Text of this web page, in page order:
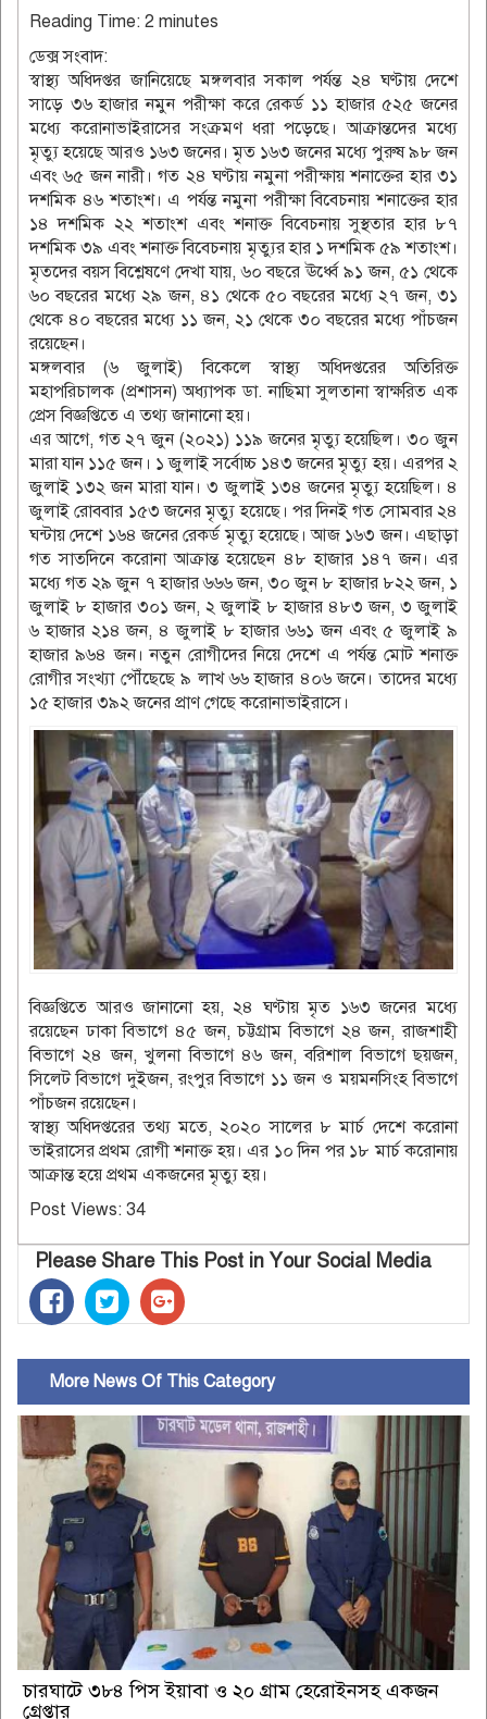
Reading Time: 2 minutes
ডেক্স সংবাদ:
স্বাস্থ্য অধিদপ্তর জানিয়েছে মঙ্গলবার সকাল পর্যন্ত ২৪ ঘণ্টায় দেশে
সাড়ে ৩৬ হাজার নমুন পরীক্ষা করে রেকর্ড ১১ হাজার ৫২৫ জনের
মধ্যে করোনাভাইরাসের সংক্রমণ ধরা পড়েছে। আক্রান্তদের মধ্যে
মৃত্যু হয়েছে আরও ১৬৩ জনের। মৃত ১৬৩ জনের মধ্যে পুরুষ ৯৮ জন
এবং ৬৫ জন নারী। গত ২৪ ঘণ্টায় নমুনা পরীক্ষায় শনাক্তের হার ৩১
দশমিক ৪৬ শতাংশ। এ পর্যন্ত নমুনা পরীক্ষা বিবেচনায় শনাক্তের হার
১৪ দশমিক ২২ শতাংশ এবং শনাক্ত বিবেচনায় সুস্থতার হার ৮৭
দশমিক ৩৯ এবং শনাক্ত বিবেচনায় মৃত্যুর হার ১ দশমিক ৫৯ শতাংশ।
মৃতদের বয়স বিশ্লেষণে দেখা যায়, ৬০ বছরে ঊর্ধ্বে ৯১ জন, ৫১ থেকে
৬০ বছরের মধ্যে ২৯ জন, ৪১ থেকে ৫০ বছরের মধ্যে ২৭ জন, ৩১
থেকে ৪০ বছরের মধ্যে ১১ জন, ২১ থেকে ৩০ বছরের মধ্যে পাঁচজন
রয়েছেন।
মঙ্গলবার (৬ জুলাই) বিকেলে স্বাস্থ্য অধিদপ্তরের অতিরিক্ত
মহাপরিচালক (প্রশাসন) অধ্যাপক ডা. নাছিমা সুলতানা স্বাক্ষরিত এক
প্রেস বিজ্ঞপ্তিতে এ তথ্য জানানো হয়।
এর আগে, গত ২৭ জুন (২০২১) ১১৯ জনের মৃত্যু হয়েছিল। ৩০ জুন
মারা যান ১১৫ জন। ১ জুলাই সর্বোচ্চ ১৪৩ জনের মৃত্যু হয়। এরপর ২
জুলাই ১৩২ জন মারা যান। ৩ জুলাই ১৩৪ জনের মৃত্যু হয়েছিল। ৪
জুলাই রোববার ১৫৩ জনের মৃত্যু হয়েছে। পর দিনই গত সোমবার ২৪
ঘন্টায় দেশে ১৬৪ জনের রেকর্ড মৃত্যু হয়েছে। আজ ১৬৩ জন। এছাড়া
গত সাতদিনে করোনা আক্রান্ত হয়েছেন ৪৮ হাজার ১৪৭ জন। এর
মধ্যে গত ২৯ জুন ৭ হাজার ৬৬৬ জন, ৩০ জুন ৮ হাজার ৮২২ জন, ১
জুলাই ৮ হাজার ৩০১ জন, ২ জুলাই ৮ হাজার ৪৮৩ জন, ৩ জুলাই
৬ হাজার ২১৪ জন, ৪ জুলাই ৮ হাজার ৬৬১ জন এবং ৫ জুলাই ৯
হাজার ৯৬৪ জন। নতুন রোগীদের নিয়ে দেশে এ পর্যন্ত মোট শনাক্ত
রোগীর সংখ্যা পৌঁছেছে ৯ লাখ ৬৬ হাজার ৪০৬ জনে। তাদের মধ্যে
১৫ হাজার ৩৯২ জনের প্রাণ গেছে করোনাভাইরাসে।
বিজ্ঞপ্তিতে আরও জানানো হয়, ২৪ ঘণ্টায় মৃত ১৬৩ জনের মধ্যে
রয়েছেন ঢাকা বিভাগে ৪৫ জন, চট্টগ্রাম বিভাগে ২৪ জন, রাজশাহী
বিভাগে ২৪ জন, খুলনা বিভাগে ৪৬ জন, বরিশাল বিভাগে ছয়জন,
সিলেট বিভাগে দুইজন, রংপুর বিভাগে ১১ জন ও ময়মনসিংহ বিভাগে
পাঁচজন রয়েছেন।
স্বাস্থ্য অধিদপ্তরের তথ্য মতে, ২০২০ সালের ৮ মার্চ দেশে করোনা
ভাইরাসের প্রথম রোগী শনাক্ত হয়। এর ১০ দিন পর ১৮ মার্চ করোনায়
আক্রান্ত হয়ে প্রথম একজনের মৃত্যু হয়।
Post Views: 34
Please Share This Post in Your Social Media
More News Of This Category
চারঘাটে ৩৮৪ পিস ইয়াবা ও ২০ গ্রাম হেরোইনসহ একজন
গ্রেপ্তার